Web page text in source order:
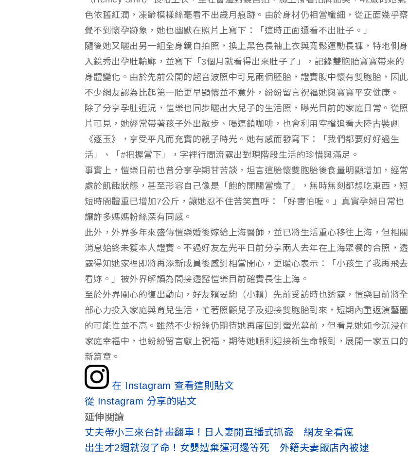
色依舊紅潤，凍齡模樣絲毫看不出歲月痕跡。由於身材仍相當纖細，從正面幾乎察
覺不到懷孕跡象，她也幽默在照片上寫下：「這時正面還看不出肚子。」
隨後她又曬出另一組全身鏡自拍照，換上黑色長袖上衣與寬鬆運動長褲，特地側身
入鏡秀出孕肚輪廓，並寫下「3個月就看得出來肚子了」，記錄雙胞胎寶寶帶來的
身體變化。由於先前公開的超音波照中可見兩個胚胎，證實腹中懷有雙胞胎，因此
不少網友認為比起第一胎更早顯懷並不意外，紛紛留言祝福她與寶寶平安健康。
除了分享孕肚近況，愷樂也同步曬出大兒子的生活照，曝光目前的家庭日常。從照
片可見，她經常帶著孩子外出散步、喝連鎖咖啡，也會利用空檔追看大陸古裝劇
《逐玉》，享受平凡而充實的親子時光。她有感而發寫下：「我們都要好好過生
活」、「#把握當下」，字裡行間流露出對現階段生活的珍惜與滿足。
事實上，愷樂日前也曾分享孕期甘苦談，坦言這胎懷雙胞胎後食量明顯增加，經常
處於飢餓狀態，甚至形容自己像是「飽的開關當機了」，無時無刻都想吃東西，短
短時間體重已增加7公斤，讓她忍不住苦笑直呼：「好害怕喔。」真實孕婦日常也
讓許多媽媽粉絲深有同感。
此外，外界多年來盛傳愷樂婚後嫁給上海醫師，並已將生活重心移往上海，但相關
消息始終未獲本人證實。不過好友左光平日前分享兩人去年在上海聚餐的合照，透
露得知她家裡即將再添新成員後感到相當開心，更暖心表示：「小孩生了我再飛去
看妳。」被外界解讀為間接透露愷樂目前確實長住上海。
至於外界關心的復出動向，好友賴晏駒（小賴）先前受訪時也透露，愷樂目前將全
部心力投入家庭與育兒生活，忙著照顧兒子及迎接雙胞胎到來，短期內重返演藝圈
的可能性並不高。雖然不少粉絲仍期待她再度回到螢光幕前，但看見她如今沉浸在
家庭幸福中，也紛紛留言獻上祝福，期待她順利迎接新生命報到，展開一家五口的
新篇章。
在 Instagram 查看這則貼文
從 Instagram 分享的貼文
延伸閱讀
丈夫帶小三來台計畫翻車！日人妻開直播式抓姦 網友全看瘋
出生才2週就沒了命！女嬰遭棄運河邊等死 外籍夫妻飯店內被逮